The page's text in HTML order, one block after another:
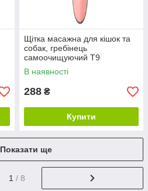
Щітка масажна для кішок та
собак, гребінець
самоочищуючий Т9
В наявності
288 ₴
Купити
Показати ще
1 / 8